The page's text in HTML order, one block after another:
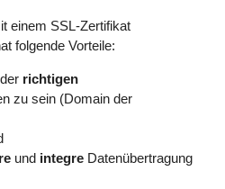
einem SSL-Zertifikat
folgende Vorteile:
richtigen
zu sein (Domain der
und integre Datenübertragung